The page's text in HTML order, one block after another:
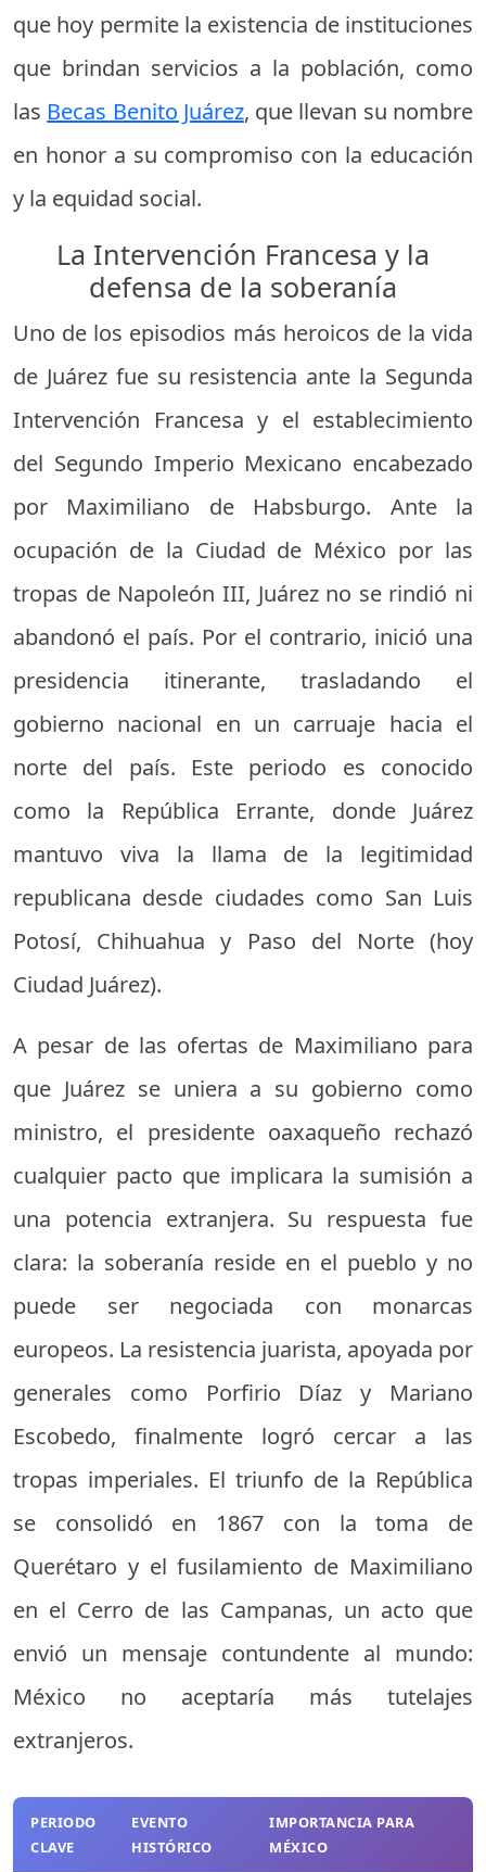
que hoy permite la existencia de instituciones
que brindan servicios a la población, como
las Becas Benito Juárez, que llevan su nombre
en honor a su compromiso con la educación
y la equidad social.
La Intervención Francesa y la
defensa de la soberanía
Uno de los episodios más heroicos de la vida
de Juárez fue su resistencia ante la Segunda
Intervención Francesa y el establecimiento
del Segundo Imperio Mexicano encabezado
por Maximiliano de Habsburgo. Ante la
ocupación de la Ciudad de México por las
tropas de Napoleón III, Juárez no se rindió ni
abandonó el país. Por el contrario, inició una
presidencia itinerante, trasladando el
gobierno nacional en un carruaje hacia el
norte del país. Este periodo es conocido
como la República Errante, donde Juárez
mantuvo viva la llama de la legitimidad
republicana desde ciudades como San Luis
Potosí, Chihuahua y Paso del Norte (hoy
Ciudad Juárez).
A pesar de las ofertas de Maximiliano para
que Juárez se uniera a su gobierno como
ministro, el presidente oaxaqueño rechazó
cualquier pacto que implicara la sumisión a
una potencia extranjera. Su respuesta fue
clara: la soberanía reside en el pueblo y no
puede ser negociada con monarcas
europeos. La resistencia juarista, apoyada por
generales como Porfirio Díaz y Mariano
Escobedo, finalmente logró cercar a las
tropas imperiales. El triunfo de la República
se consolidó en 1867 con la toma de
Querétaro y el fusilamiento de Maximiliano
en el Cerro de las Campanas, un acto que
envió un mensaje contundente al mundo:
México no aceptaría más tutelajes
extranjeros.
PERIODO
CLAVE
EVENTO
HISTÓRICO
IMPORTANCIA PARA
MÉXICO